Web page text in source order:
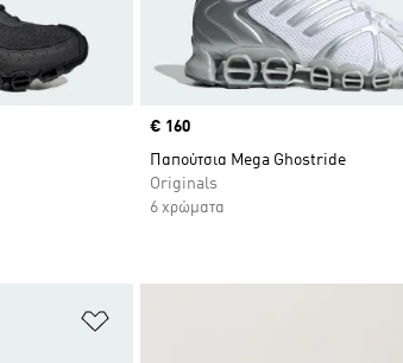
Price
€ 160
Παπούτσια Mega Ghostride
Originals
6 χρώματα